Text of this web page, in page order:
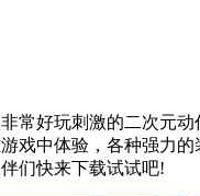
常好玩刺激的二次元
戏中体验，各种强力
们快来下载试试吧!